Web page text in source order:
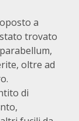
a
trovato
oltre ad
di